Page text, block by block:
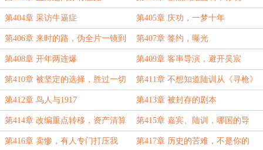
我......
第404章 采访牛逼症 第405章 庆功，一梦十年
第406章 来时的路，伪全片一镜到
底？
第407章 签约，曝光
第408章 开年两连爆 第409章 客串导演，避开吴宸
第410章 被坚定的选择，胜过一切
浪漫
第411章 不想知道陆训从《寻枪》
学了点什么？
第412章 鸟人与1917 第413章 被封存的剧本
第414章 改编重点转移，资产清算
潮
第415章 嘉宾、陆训，哪国的导
演？
第416章 卖惨，有人专门打压我 第417章 历史的苦难，不是你的